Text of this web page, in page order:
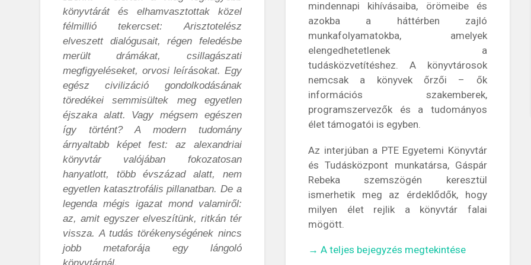
könyvtárát és elhamvasztottak közel
félmillió tekercset: Arisztotelész
elveszett dialógusait, régen feledésbe
merült drámákat, csillagászati
megfigyeléseket, orvosi leírásokat. Egy
egész civilizáció gondolkodásának
töredékei semmisültek meg egyetlen
éjszaka alatt. Vagy mégsem egészen
így történt? A modern tudomány
árnyaltabb képet fest: az alexandriai
könyvtár valójában fokozatosan
hanyatlott, több évszázad alatt, nem
egyetlen katasztrofális pillanatban. De a
legenda mégis igazat mond valamiről:
az, amit egyszer elveszítünk, ritkán tér
vissza. A tudás törékenységének nincs
jobb metaforája egy lángoló
mindennapi kihívásaiba, örömeibe és
azokba a háttérben zajló
munkafolyamatokba, amelyek
elengedhetetlenek a
tudásközvetítéshez. A könyvtárosok
nemcsak a könyvek őrzői – ők
információs szakemberek,
programszervezők és a tudományos
élet támogatói is egyben.
Az interjúban a PTE Egyetemi Könyvtár
és Tudásközpont munkatársa, Gáspár
Rebeka szemszögén keresztül
ismerhetik meg az érdeklődők, hogy
milyen élet rejlik a könyvtár falai
mögött.
„Kulisszák
→ A teljes bejegyzés megtekintése